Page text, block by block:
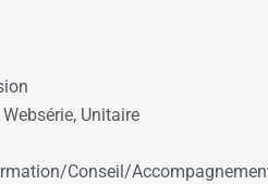
, Unitaire
Conseil/